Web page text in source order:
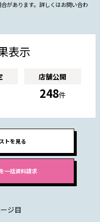
があります。詳しくはお問い合わ
表示
店舗公開
248件
トを見る
ジ目